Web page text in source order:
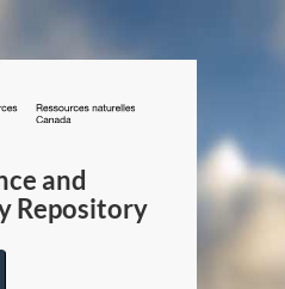
/
Canada
and
Repository